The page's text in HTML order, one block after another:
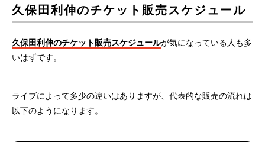
久保田利伸のチケット販売スケジュール
久保田利伸のチケット販売スケジュールが気になっている人も多
いはずです。
ライブによって多少の違いはありますが、代表的な販売の流れは
以下のようになります。